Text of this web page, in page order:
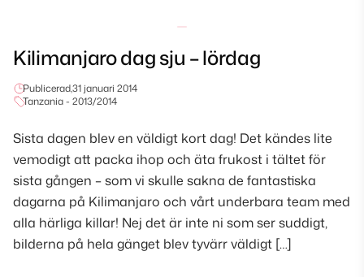
Kilimanjaro dag sju – lördag
Publicerad,31 januari 2014
Tanzania - 2013/2014
Sista dagen blev en väldigt kort dag! Det kändes lite
vemodigt att packa ihop och äta frukost i tältet för
sista gången – som vi skulle sakna de fantastiska
dagarna på Kilimanjaro och vårt underbara team med
alla härliga killar! Nej det är inte ni som ser suddigt,
bilderna på hela gänget blev tyvärr väldigt […]